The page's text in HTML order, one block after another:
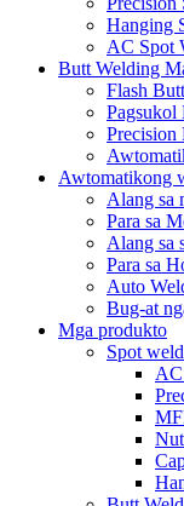
Hanging
AC Spot
Butt Welding
Flash
Pagsukol
Precision
Awtomatikong
Alang sa
Para sa
Alang sa
Para sa
Auto
Bug-at
Mga produkto
Spot